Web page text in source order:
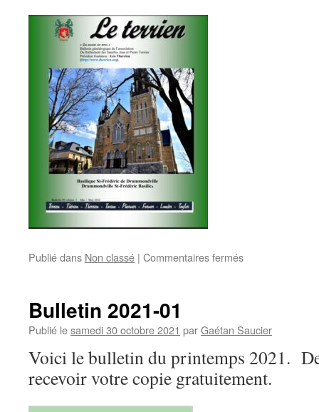
Publié dans Non classé | Commentaires ferméssur
Bulletin 2021-01
Publié lesamedi 30 octobre 2021 parGaétan Saucier
Voici le bulletin du printemps 2021.
recevoir votre copie gratuitement.